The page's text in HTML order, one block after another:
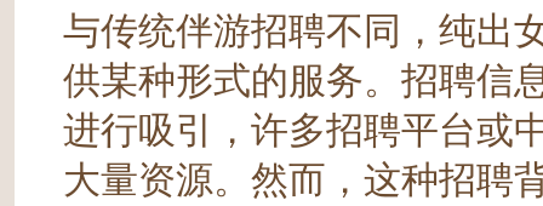
与传统伴游招聘不同，纯出
供某种形式的服务。招聘信
进行吸引，许多招聘平台或
大量资源。然而，这种招聘